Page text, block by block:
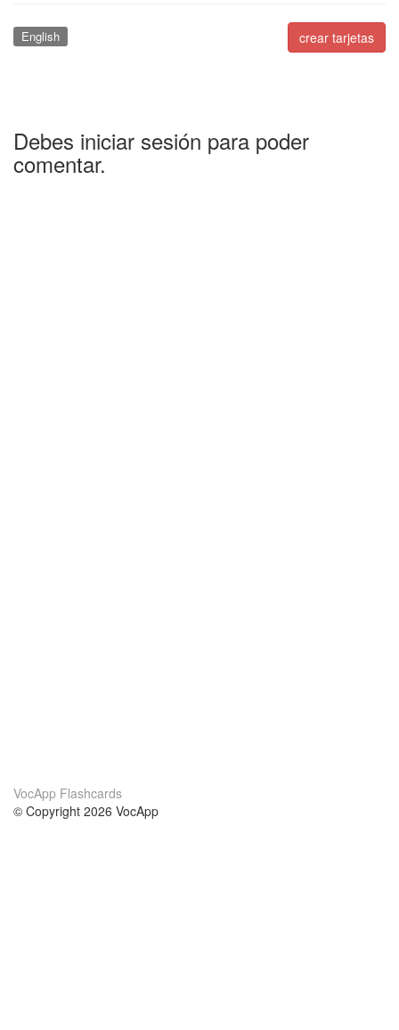
crear tarjetas
English
Debes iniciar sesión para poder
comentar.
VocApp Flashcards
© Copyright 2026 VocApp